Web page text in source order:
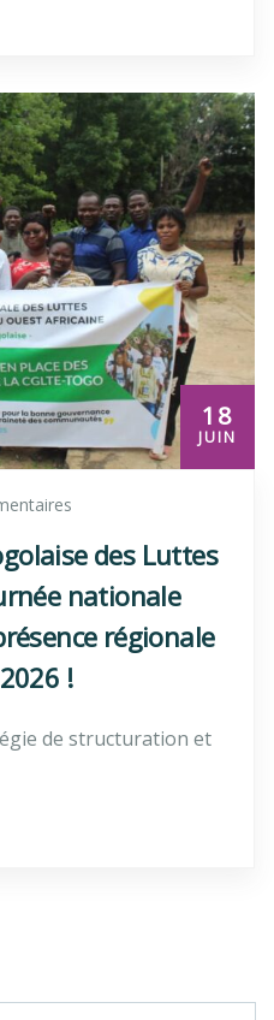
18
JUIN
des Luttes
nationale
régionale
!
de structuration et